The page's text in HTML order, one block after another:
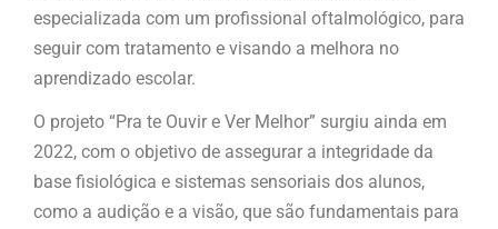
especializada com um profissional oftalmológico, para
seguir com tratamento e visando a melhora no
aprendizado escolar.
O projeto “Pra te Ouvir e Ver Melhor” surgiu ainda em
2022, com o objetivo de assegurar a integridade da
base fisiológica e sistemas sensoriais dos alunos,
como a audição e a visão, que são fundamentais para